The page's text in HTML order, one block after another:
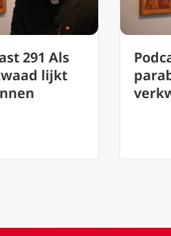
Podcast 290 De
parabel van de